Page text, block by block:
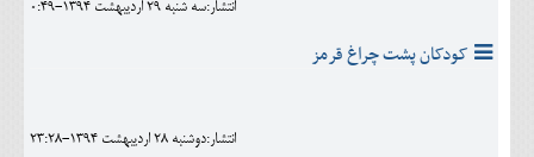
انتشار:سه شنبه 29 ارديبهشت 1394-0:49
کودکان پشت چراغ قرمز
انتشار:دوشنبه 28 ارديبهشت 1394-23:28